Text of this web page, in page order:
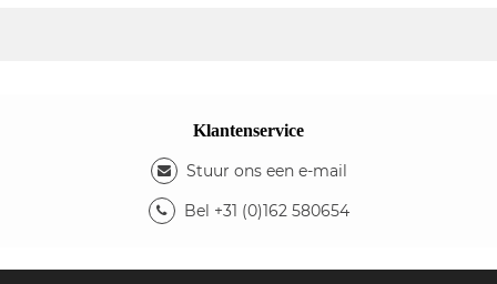
Klantenservice
Stuur ons een e-mail
Bel +31 (0)162 580654